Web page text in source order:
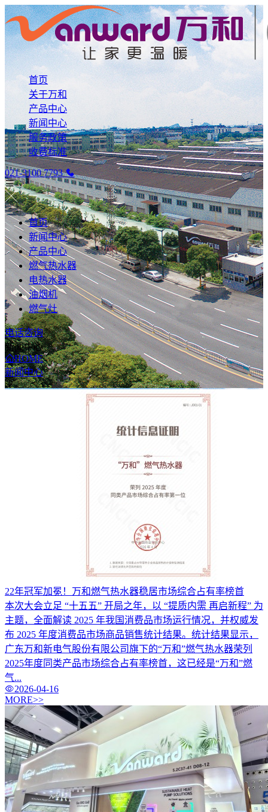
首页
关于万和
产品中心
新闻中心
服务政策
收费标准
021-3100 7793
首页
新闻中心
产品中心
燃气热水器
电热水器
油烟机
燃气灶
电话咨询
新闻中心
HOME
新闻中心
22年冠军加冕！万和燃气热水器稳居市场综合占有率榜首
本次大会立足 “十五五” 开局之年，以 “提质内需 再启新程” 为
主题，全面解读 2025 年我国消费品市场运行情况，并权威发
布 2025 年度消费品市场商品销售统计结果。统计结果显示，
广东万和新电气股份有限公司旗下的“万和”燃气热水器荣列
2025年度同类产品市场综合占有率榜首，这已经是“万和”燃
气...
2026-04-16
MORE>>